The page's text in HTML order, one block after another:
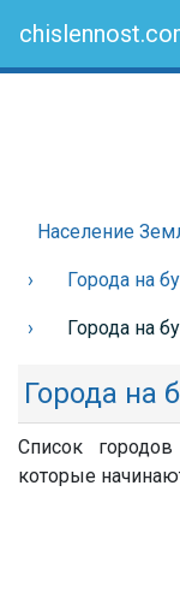
Население
Города на
Города на
Города на
Список
которые